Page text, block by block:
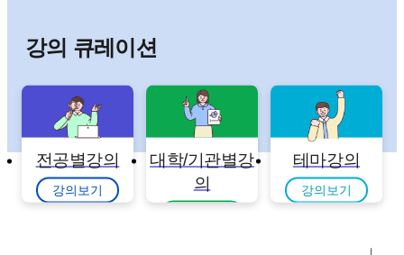
강의 큐레이션
전공별강의
강의보기
대학/기관별강
의
테마강의
강의보기